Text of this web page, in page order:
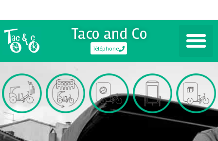
Taco and Co
Téléphone